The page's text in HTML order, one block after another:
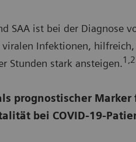
SAA ist bei der Diagnose
viralen Infektionen,
Stunden stark ansteigen.1,2
prognostischer Marker
bei COVID-19-